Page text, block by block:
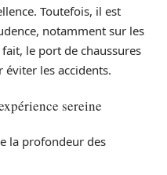
Toutefois, il est
notamment sur les
le port de chaussures
les accidents.
sereine
la profondeur des